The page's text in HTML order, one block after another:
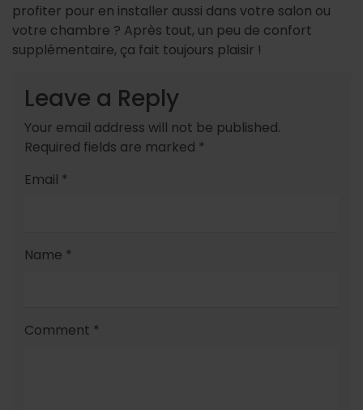
profiter pour en installer aussi dans votre salon ou
votre chambre ? Après tout, un peu de confort
supplémentaire, ça fait toujours plaisir !
Leave a Reply
Your email address will not be published.
Required fields are marked *
Comment *
Name *
Email *